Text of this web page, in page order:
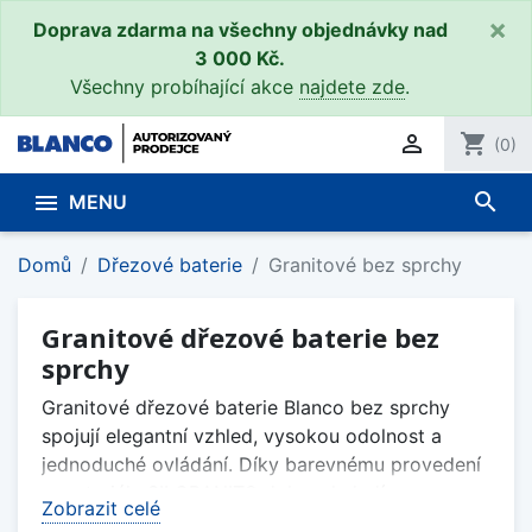
Doprava zdarma na všechny objednávky nad
3 000 Kč.
Všechny probíhající akce najdete zde.
×
 shopping_cart (0)
 MENU search
Domů Dřezové baterie Granitové bez sprchy
Granitové dřezové baterie bez
sprchy
Zobrazit celé
Granitové dřezové baterie Blanco bez sprchy
spojují elegantní vzhled, vysokou odolnost a
jednoduché ovládání. Díky barevnému provedení
granitovými dřezy Blanco a vytvářejí jednotný